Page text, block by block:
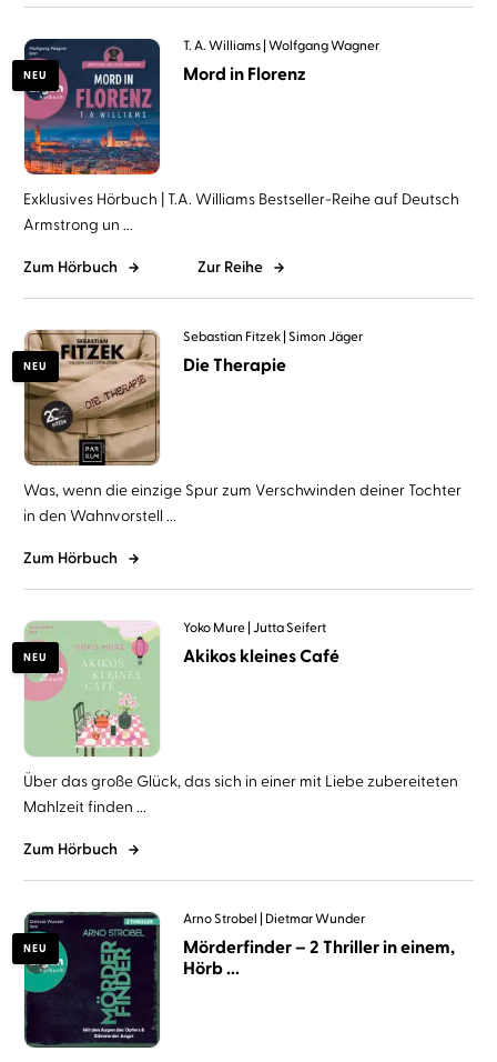
NEU
T. A. Williams Wolfgang Wagner
Mord in Florenz
Exklusives Hörbuch | T.A. Williams Bestseller-Reihe auf Deutsch
Armstrong un ...
Zum Hörbuch Zur Reihe
NEU
Sebastian Fitzek Simon Jäger
Die Therapie
Was, wenn die einzige Spur zum Verschwinden deiner Tochter
in den Wahnvorstell ...
Zum Hörbuch
NEU
Yoko Mure Jutta Seifert
Akikos kleines Café
Über das große Glück, das sich in einer mit Liebe zubereiteten
Mahlzeit finden ...
Zum Hörbuch
NEU
Arno Strobel Dietmar Wunder
Mörderfinder – 2 Thriller in einem,
Hörb ...